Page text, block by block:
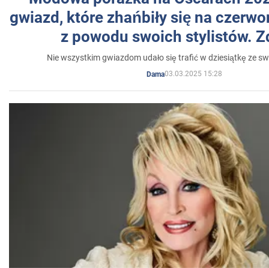
gwiazd, które zhańbiły się na
z powodu swoich stylistów.
Nie wszystkim gwiazdom udało się trafić w dziesiątkę ze
Dama03.03.2025 15:28